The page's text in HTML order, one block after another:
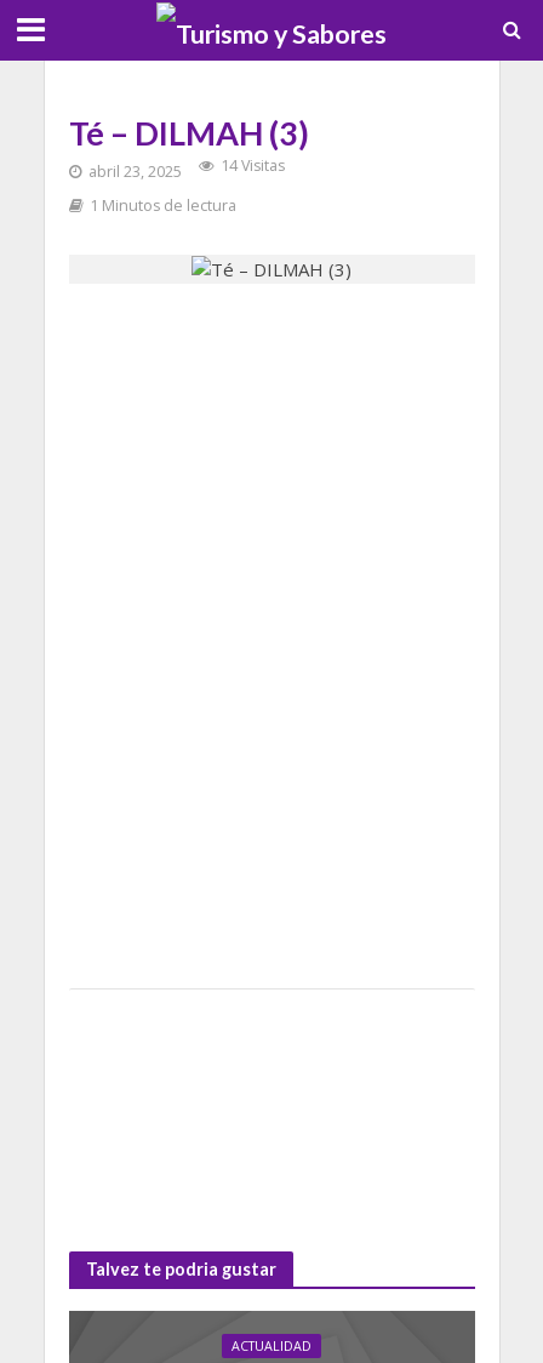
Té – DILMAH (3)
abril 23, 2025
14 Visitas
1 Minutos de lectura
Talvez te podria gustar
ACTUALIDAD